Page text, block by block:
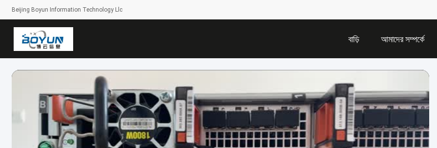
Beijing Boyun Information Technology Llc
বাড়ি আমাদের সম্পর্কে